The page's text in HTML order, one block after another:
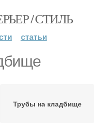
/ СТИЛЬ
статьи
Трубы на кладбище